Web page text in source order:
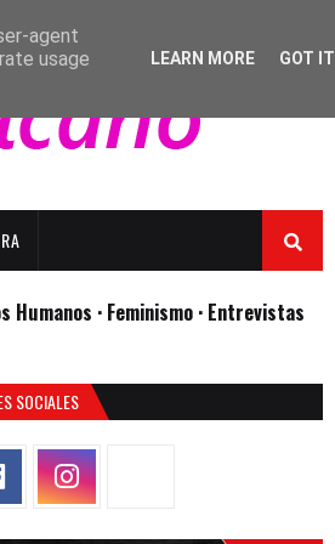
Humanos · Feminismo · Entrevistas
SOCIALES
agent
usage
LEARN MORE GOT IT